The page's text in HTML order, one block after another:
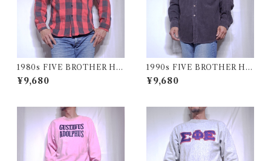
1980s FIVE BROTHER He
avy Flannel Shirt / ブロック
チェック バッファロー ヘビー
¥9,680
1990s FIVE BROTHER He
avy Flannel Shirt CHAMOI
S CLOTH Black USA / ファ
¥9,680